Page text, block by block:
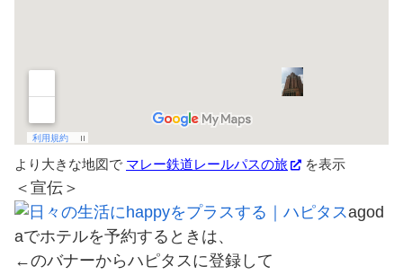
より大きな地図で マレー鉄道レールパスの旅 を表示
＜宣伝＞
agod
aでホテルを予約するときは、
←のバナーからハピタスに登録して